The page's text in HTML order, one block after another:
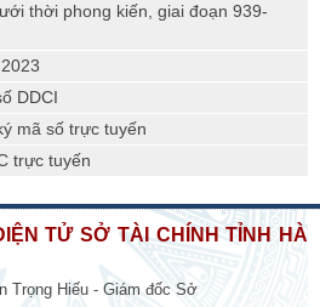
thời phong kiến, giai đoạn 939-
DDCI
mã số trực tuyến
trực tuyến
TỬ SỞ TÀI CHÍNH TỈNH HÀ
Trọng Hiếu - Giám đốc Sở